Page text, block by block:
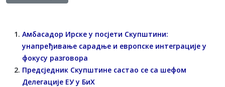
Амбасадор Ирске у посјети Скупштини:
унапређивање сарадње и европске интеграције у
фокусу разговора
Предсједник Скупштине састао се са шефом
Делегације ЕУ у БиХ